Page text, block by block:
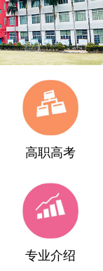
高职高考
专业介绍